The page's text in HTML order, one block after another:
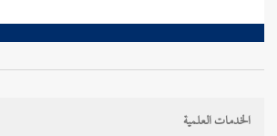
الخدمات العلمية